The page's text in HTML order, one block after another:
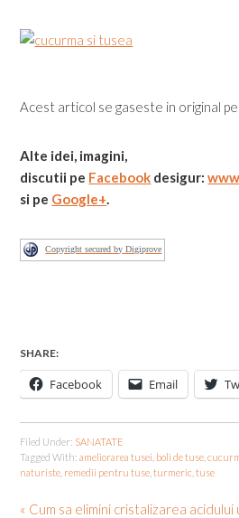
Acest articol se gaseste in original
Alte idei, imagini,
discutii pe Facebook desigur:
si pe Google+.
Copyright secured by Digiprove
SHARE:
Facebook Email
Filed Under: SANATATE
Tagged With:ameliorarea tusei boli de tuse ,
naturiste remedii pentru tuse ,turmeric ,tuse
« Cum sa elimini cristalizarea